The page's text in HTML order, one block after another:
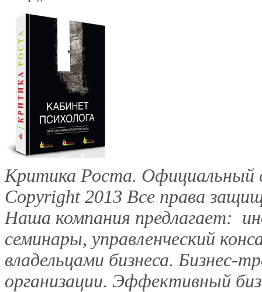
Критика Роста. Официальный
Copyright 2013 Все права
Наша компания предлагает:
семинары, управленческий
владельцами бизнеса. Бизнес-
организации. Эффективный